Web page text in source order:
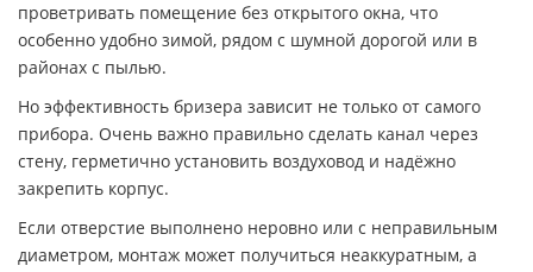
проветривать помещение без открытого окна, что
особенно удобно зимой, рядом с шумной дорогой или в
районах с пылью.
Но эффективность бризера зависит не только от самого
прибора. Очень важно правильно сделать канал через
стену, герметично установить воздуховод и надёжно
закрепить корпус.
Если отверстие выполнено неровно или с неправильным
диаметром, монтаж может получиться неаккуратным, а